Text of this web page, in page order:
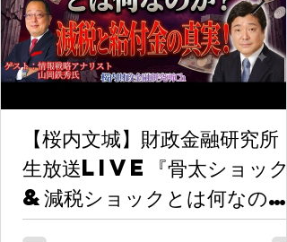
【桜内文城】財政金融研究所
生放送LIVE『骨太ショック
&減税ショックとは何なの
か？本当なのか？減税と給付